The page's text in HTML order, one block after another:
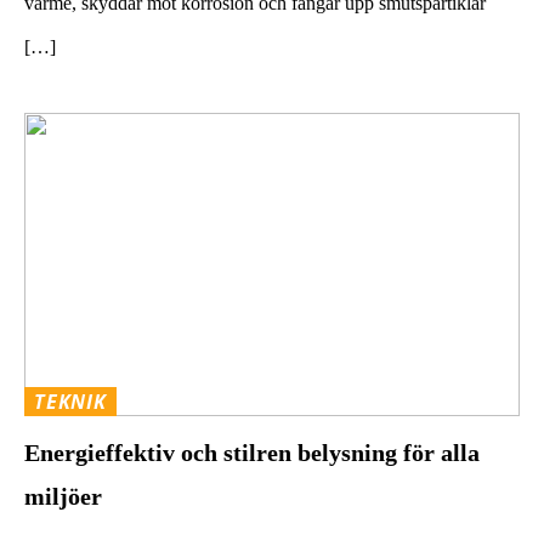
[…]
TEKNIK
Energieffektiv och stilren belysning för alla
miljöer